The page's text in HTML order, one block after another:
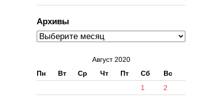
Архивы
Август 2020
Пн
Вт Ср Чт Пт Сб Вс
1
2